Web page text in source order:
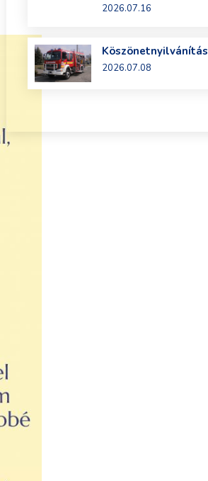
2026.07.16
Köszönetnyilvánítás
2026.07.08